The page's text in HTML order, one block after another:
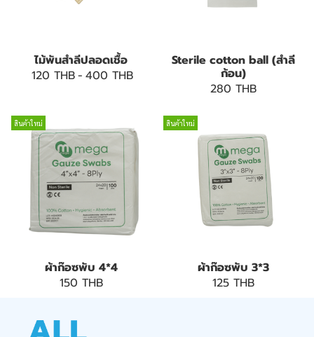
ไม้พันสำลีปลอดเชื้อ
120 THB- 400 THB
Sterile cotton ball (สำลี
ก้อน)
280 THB
สินค้าใหม่
ผ้าก๊อซพับ 4*4
150 THB
สินค้าใหม่
ผ้าก๊อซพับ 3*3
125 THB